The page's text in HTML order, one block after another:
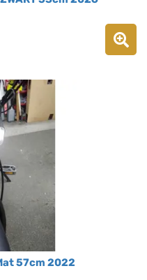
57cm 2022